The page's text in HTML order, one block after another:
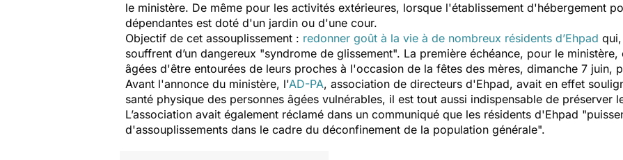
le ministère. De même pour les activités extérieures, lorsque l'établissement d'hébergement
dépendantes est doté d'un jardin ou d'une cour.
Objectif de cet assouplissement : redonner goût à la vie à de nombreux résidents d’Ehpad
souffrent d’un dangereux "syndrome de glissement". La première échéance, pour le
âgées d'être entourées de leurs proches à l'occasion de la fêtes des mères, dimanche 7 juin,
Avant l'annonce du ministère, l'AD-PA, association de directeurs d'Ehpad, avait en effet
santé physique des personnes âgées vulnérables, il est tout aussi indispensable de préserver
L’association avait également réclamé dans un communiqué que les résidents d'Ehpad "
d'assouplissements dans le cadre du déconfinement de la population générale".